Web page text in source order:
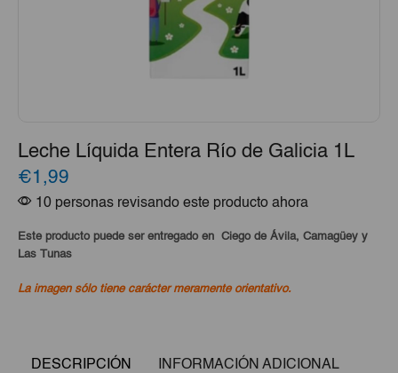
Leche Líquida Entera Río de Galicia 1L
€1,99
10 personas revisando este producto ahora
Este producto puede ser entregado en Ciego de Ávila, Camagüey y
Las Tunas
La imagen sólo tiene carácter meramente orientativo.
DESCRIPCIÓN INFORMACIÓN ADICIONAL